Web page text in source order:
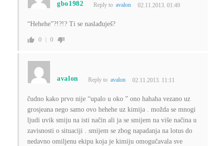
gbo1982 Reply to avalon 02.11.2013. 01:49
“Hehehe”?!?!? Ti se naslađuješ?
0 0
avalon Reply toavalon 02.11.2013. 11:11
čudno kako prvo nije “upalo u oko ” ono hahaha vezano uz
grosjeana nego samo ovo hehehe uz kimija . možda se mnogi
ljudi uvik smiju na isti način ali ja se smijem na više načina u
zavisnosti o situaciji . smijem se zbog napadanja na lotus do
nedavno omiljenu ekipu koja je kimiju omogučavala sve